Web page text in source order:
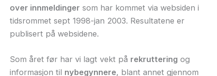
over innmeldinger som har kommet via websiden i
tidsrommet sept 1998-jan 2003. Resultatene er
publisert på websidene.
Som året før har vi lagt vekt på rekruttering og
informasjon til nybegynnere, blant annet gjennom